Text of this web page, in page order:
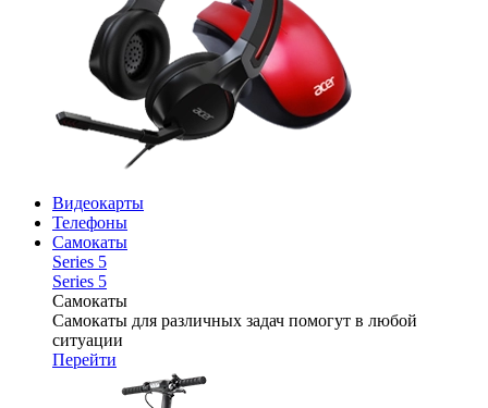
Видеокарты
Телефоны
Самокаты
Series 5
Series 5
Самокаты
Самокаты для различных задач помогут в любой
ситуации
Перейти